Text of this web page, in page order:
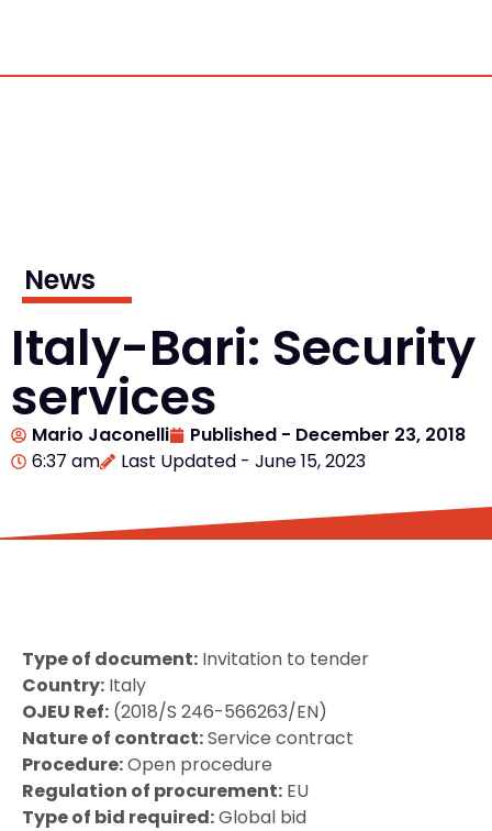
News
Italy-Bari: Security
services
Mario Jaconelli Published - December 23, 2018
6:37 am
Last Updated - June 15, 2023
Type of document: Invitation to tender
Country: Italy
OJEU Ref: (2018/S 246-566263/EN)
Nature of contract:Service contract
Procedure:Open procedure
Regulation of procurement: EU
Type of bid required:Global bid